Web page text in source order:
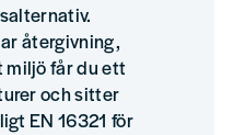
återgivning,
miljö får du ett
och sitter
EN 16321 för